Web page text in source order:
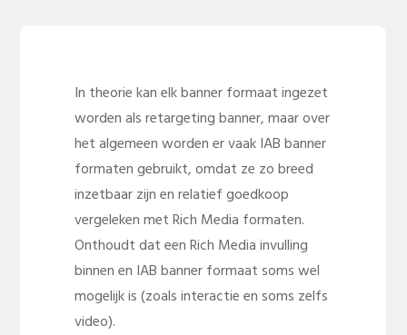
In theorie kan elk banner formaat ingezet
worden als retargeting banner, maar over
het algemeen worden er vaak IAB banner
formaten gebruikt, omdat ze zo breed
inzetbaar zijn en relatief goedkoop
vergeleken met Rich Media formaten.
Onthoudt dat een Rich Media invulling
binnen en IAB banner formaat soms wel
mogelijk is (zoals interactie en soms zelfs
video).